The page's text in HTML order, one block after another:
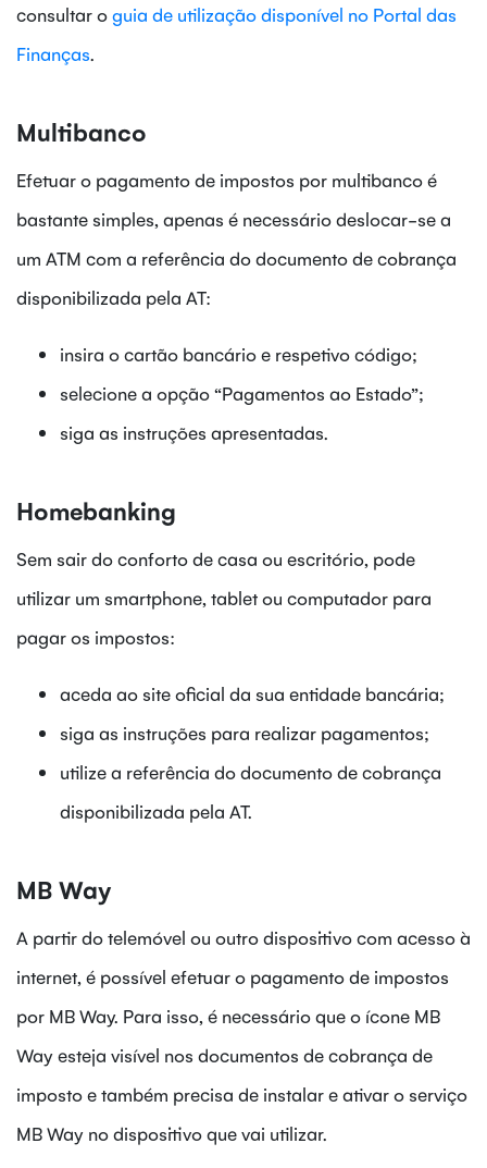
consultar oguia de utilização disponível no Portal das
Finanças.
Multibanco
Efetuar o pagamento de impostos por multibanco é
bastante simples, apenas é necessário deslocar-se a
um ATM com a referência do documento de cobrança
disponibilizada pela AT:
insira o cartão bancário e respetivo código;
selecione a opção “Pagamentos ao Estado”;
siga as instruções apresentadas.
Homebanking
Sem sair do conforto de casa ou escritório, pode
utilizar um smartphone, tablet ou computador para
pagar os impostos:
aceda ao site oficial da sua entidade bancária;
siga as instruções para realizar pagamentos;
utilize a referência do documento de cobrança
disponibilizada pela AT.
MB Way
A partir do telemóvel ou outro dispositivo com acesso à
internet, é possível efetuar o pagamento de impostos
por MB Way. Para isso, é necessário que o ícone MB
Way esteja visível nos documentos de cobrança de
imposto e também precisa de instalar e ativar o serviço
MB Way no dispositivo que vai utilizar.